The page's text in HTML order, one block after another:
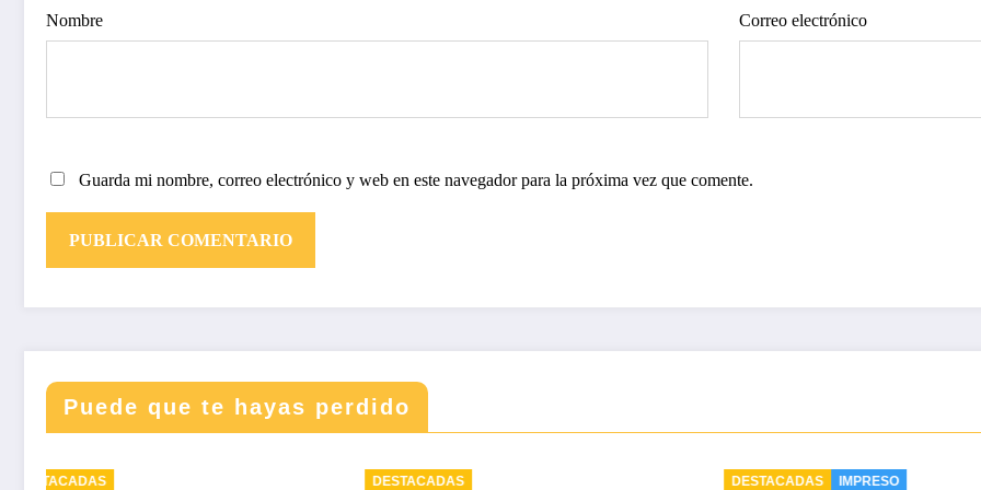
Nombre Correo electrónico
Guarda mi nombre, correo electrónico y web en este navegador para la próxima vez que comente.
Puede que te hayas perdido
DESTACADAS DESTACADAS DESTACADAS